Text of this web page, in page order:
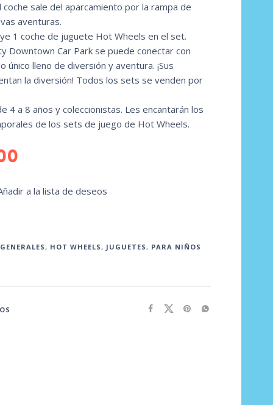
sale del aparcamiento por la rampa de
aventuras.
1 coche de juguete Hot Wheels en el set.
Downtown Car Park se puede conectar con
lleno de diversión y aventura. ¡Sus
la diversión! Todos los sets se venden por
4 a 8 años y coleccionistas. Les encantarán los
de los sets de juego de Hot Wheels.
a la lista de deseos
GENERALES, HOT WHEELS, JUGUETES, PARA NIÑOS